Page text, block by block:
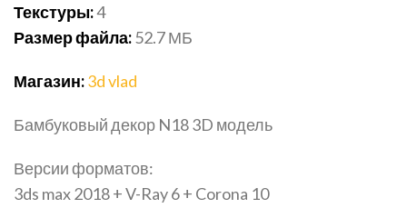
Текстуры:4
Размер файла:52.7МБ
Магазин:3d vlad
Бамбуковый декор N18 3D модель
Версии форматов:
3ds max 2018 + V-Ray 6 + Corona 10